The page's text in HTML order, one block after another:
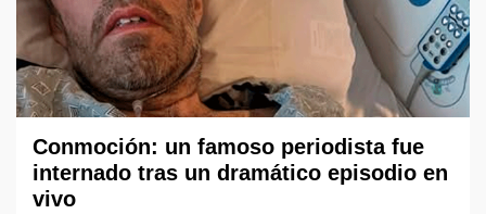
Conmoción: un famoso periodista fue
internado tras un dramático episodio en
vivo